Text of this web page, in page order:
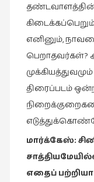
நூலக
மனிதர்கள்
நேர்காணல்
படித்தவை
பயணங்கள்
பரிந்துரை
தண்டவாளத்தின்
கிடைக்கப்பெறும்
எனினும்,
பெறாதவர்கள்?
திரைப்படம்
மார்க்கேஸ்:
எதைப்